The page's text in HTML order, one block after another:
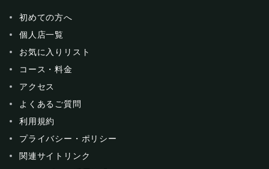
初めての方へ
個人店一覧
お気に入りリスト
コース・料金
アクセス
よくあるご質問
利用規約
プライバシー・ポリシー
関連サイトリンク